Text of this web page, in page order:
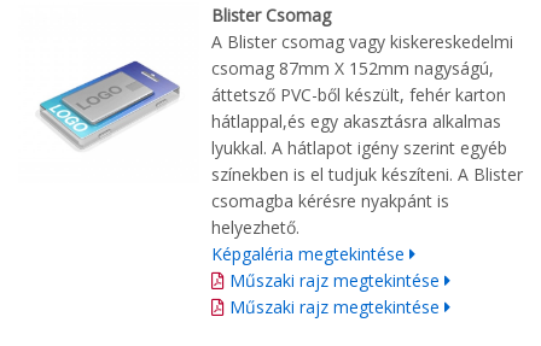
Blister Csomag
A Blister csomag vagy kiskereskedelmi
csomag 87mm X 152mm nagyságú,
áttetsző PVC-ből készült, fehér karton
hátlappal,és egy akasztásra alkalmas
lyukkal. A hátlapot igény szerint egyéb
színekben is el tudjuk készíteni. A Blister
csomagba kérésre nyakpánt is
helyezhető.
Képgaléria megtekintése
Műszaki rajz megtekintése
Műszaki rajz megtekintése